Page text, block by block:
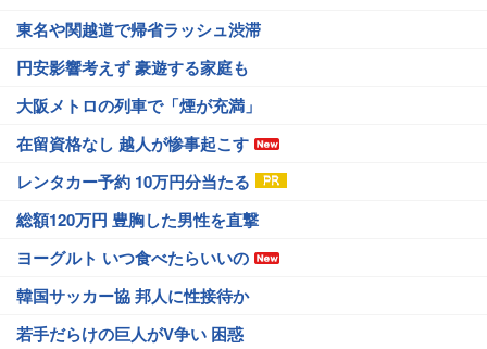
東名や関越道で帰省ラッシュ渋滞
円安影響考えず 豪遊する家庭も
大阪メトロの列車で「煙が充満」
在留資格なし 越人が惨事起こす
レンタカー予約 10万円分当たる
総額120万円 豊胸した男性を直撃
ヨーグルト いつ食べたらいいの
韓国サッカー協 邦人に性接待か
若手だらけの巨人がV争い 困惑